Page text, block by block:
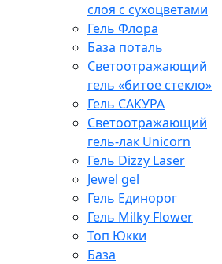
слоя с сухоцветами
Гель Флора
База поталь
Светоотражающий
гель «битое стекло»
Гель САКУРА
Светоотражающий
гель-лак Unicorn
Гель Dizzy Laser
Jewel gel
Гель Единорог
Гель Milky Flower
Топ Юкки
База